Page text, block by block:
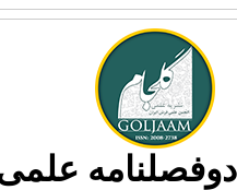
علمی